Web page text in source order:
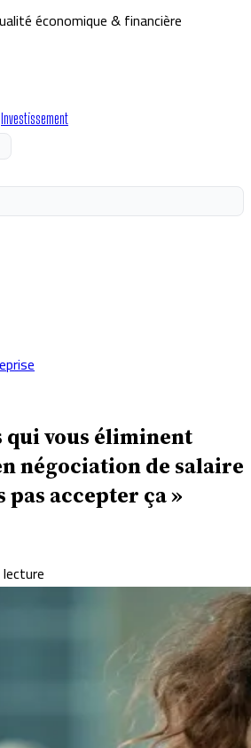
économique & financière
Investissement
qui vous éliminent
négociation de salaire
pas accepter ça »